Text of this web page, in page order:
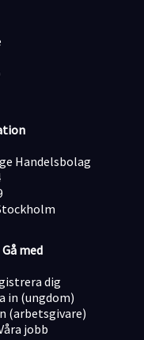
Handelsbolag
Gå med
dig
in (ungdom)
(arbetsgivare)
jobb